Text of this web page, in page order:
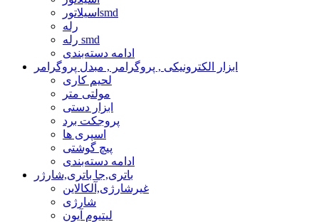
اسیلاتورsmd
رله
رله smd
ادامه دسته‌بندی
ابزار الکترونیکی , پروگرامر , مبدل پروگرامر
لحیم کاری
مولتی متر
ابزار دستی
پروجکت برد
اسپری ها
پیچ گوشتی
ادامه دسته‌بندی
باتری,جا باتری,شارژر
غیرشارژی,آلکالاین
شارژی
لیتیوم آیون